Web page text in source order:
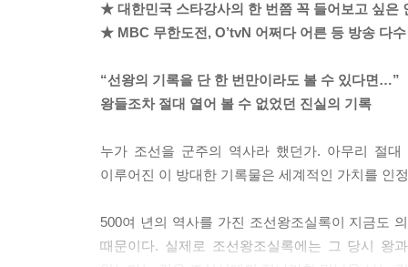
- 조선 최초의 방계 출신 임금, 선조
- 임진왜란 발발 1년 전! 조선은 무엇을 했는가?
【 제15대 광해군 】
- 명나라와 후금 사이에서 이유 있는 양다리
- 어머니를 폐하고 동생을 죽일 수밖에 없었던 광해
【 제16대 인조 】
무릎 꿇은 호랑이. 오랑캐에게 사죄한 임금·321
황희는 ‘노쇠하고 질병이 있다’는 이유로 끈질기
년인데, 황희는 그중 18년을 영의정으로 재직하며
“경의 나이가 아직 극쇠에 미치지 않았고, 병 또
『세종실록』 56권, 14년(1432) 4월 20일
치료를 하면 되지 않겠냐’라고 말하고 있는 겁니다
---「제4대 세종」중에서
★ 대한민국 스타강사의 한 번쯤 꼭 들어보고 싶은
★ MBC 무한도전, O’tvN 어쩌다 어른 등 방송 다
“선왕의 기록을 단 한 번만이라도 볼 수 있다면…”
왕들조차 절대 열어 볼 수 없었던 진실의 기록
누가 조선을 군주의 역사라 했던가. 아무리 절
이루어진 이 방대한 기록물은 세계적인 가치를 인
500여 년의 역사를 가진 조선왕조실록이 지금도
때문이다. 실제로 조선왕조실록에는 그 당시 왕